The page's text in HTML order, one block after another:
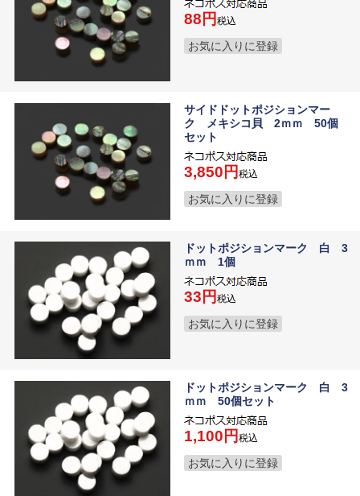
88 税込
お気に入りに登録
サイドドットポジションマー
ク メキシコ貝 2ｍｍ 50個
セット
3,850 税込
お気に入りに登録
ドットポジションマーク 白 3
ｍｍ 1個
33 税込
お気に入りに登録
ドットポジションマーク 白 3
ｍｍ 50個セット
1,100 税込
お気に入りに登録